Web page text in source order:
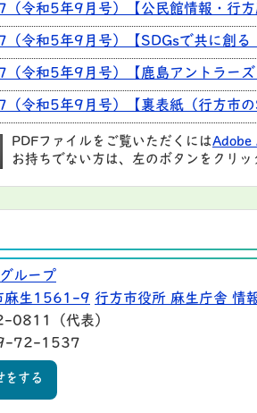
（令和5年9月号）【公民館情報・
（令和5年9月号）【SDGsで共に
（令和5年9月号）【鹿島アントラー
（令和5年9月号）【裏表紙（行方市
PDFファイルをご覧いただくにはAdobe
お持ちでない方は、左のボタンをクリッ
ループ
麻生1561-9 行方市役所 麻生庁舎 情
0811（代表）
72-1537
をする